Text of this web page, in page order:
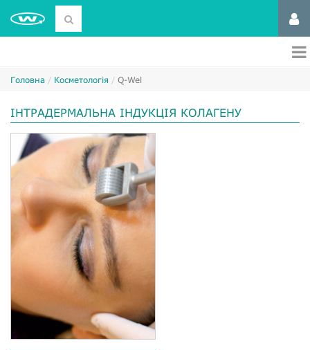
Головна Косметологія Q-Wel
ІНТРАДЕРМАЛЬНА ІНДУКЦІЯ КОЛАГЕНУ